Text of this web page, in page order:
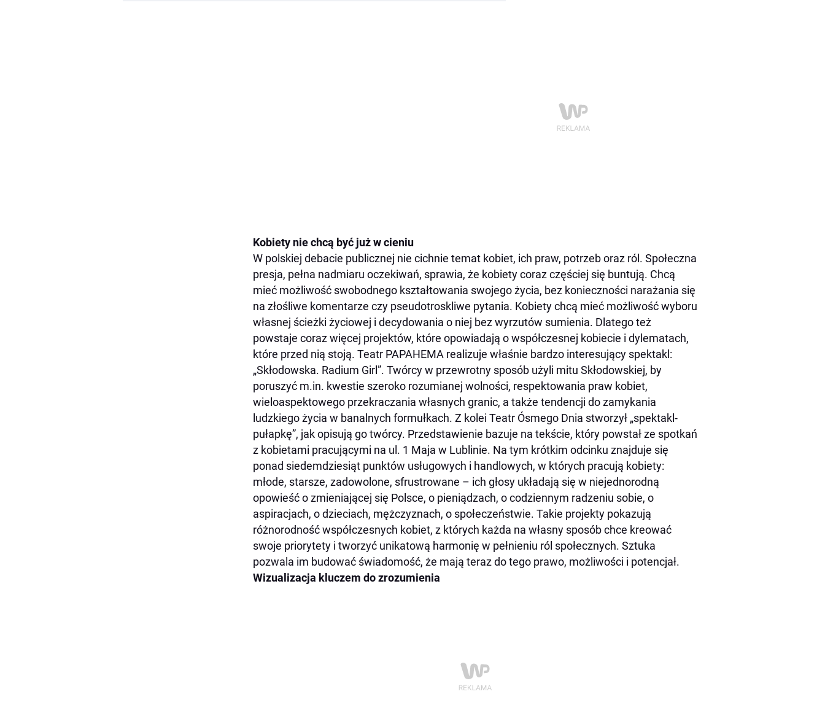
Kobiety nie chcą być już w cieniu
W polskiej debacie publicznej nie cichnie temat kobiet, ich praw, potrzeb oraz ról. Społeczna
presja, pełna nadmiaru oczekiwań, sprawia, że kobiety coraz częściej się buntują. Chcą
mieć możliwość swobodnego kształtowania swojego życia, bez konieczności narażania się
na złośliwe komentarze czy pseudotroskliwe pytania. Kobiety chcą mieć możliwość wyboru
własnej ścieżki życiowej i decydowania o niej bez wyrzutów sumienia. Dlatego też
powstaje coraz więcej projektów, które opowiadają o współczesnej kobiecie i dylematach,
które przed nią stoją. Teatr PAPAHEMA realizuje właśnie bardzo interesujący spektakl:
„Skłodowska. Radium Girl”. Twórcy w przewrotny sposób użyli mitu Skłodowskiej, by
poruszyć m.in. kwestie szeroko rozumianej wolności, respektowania praw kobiet,
wieloaspektowego przekraczania własnych granic, a także tendencji do zamykania
ludzkiego życia w banalnych formułkach. Z kolei Teatr Ósmego Dnia stworzył „spektakl-
pułapkę”, jak opisują go twórcy. Przedstawienie bazuje na tekście, który powstał ze spotkań
z kobietami pracującymi na ul. 1 Maja w Lublinie. Na tym krótkim odcinku znajduje się
ponad siedemdziesiąt punktów usługowych i handlowych, w których pracują kobiety:
młode, starsze, zadowolone, sfrustrowane – ich głosy układają się w niejednorodną
opowieść o zmieniającej się Polsce, o pieniądzach, o codziennym radzeniu sobie, o
aspiracjach, o dzieciach, mężczyznach, o społeczeństwie. Takie projekty pokazują
różnorodność współczesnych kobiet, z których każda na własny sposób chce kreować
swoje priorytety i tworzyć unikatową harmonię w pełnieniu ról społecznych. Sztuka
pozwala im budować świadomość, że mają teraz do tego prawo, możliwości i potencjał.
Wizualizacja kluczem do zrozumienia